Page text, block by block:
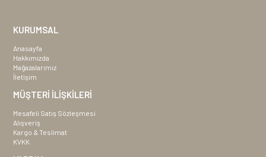
KURUMSAL
Anasayfa
Hakkımızda
Mağazalarımız
İletişim
MÜŞTERİ İLİŞKİLERİ
Mesafeli Satış Sözleşmesi
Alışveriş
Kargo & Teslimat
KVKK